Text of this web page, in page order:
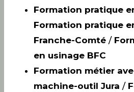
Formation pratique
Formation pratique
Franche-Comté /
en usinage BFC
Formation métier
machine-outil Jura /